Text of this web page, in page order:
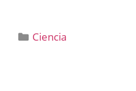
Categorías
Ciencia